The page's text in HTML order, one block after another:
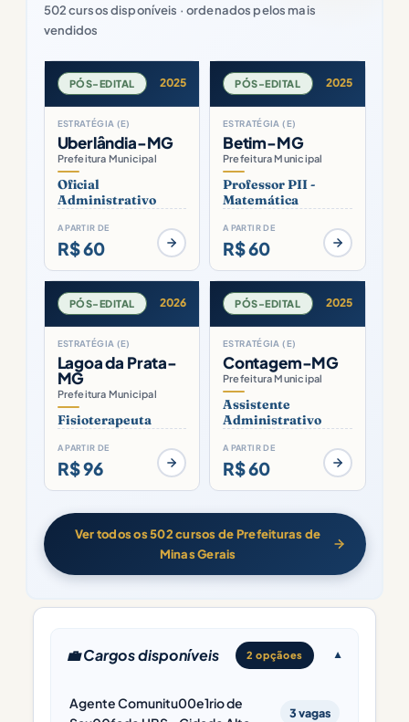
502 cursos disponíveis · ordenados pelos mais
vendidos
PÓS-EDITAL 2025
ESTRATÉGIA (E)
Uberlândia-MG
Prefeitura Municipal
Oficial
Administrativo
A PARTIR DE
R$ 60
PÓS-EDITAL 2025
ESTRATÉGIA (E)
Betim-MG
Prefeitura Municipal
Professor PII -
Matemática
A PARTIR DE
R$ 60
PÓS-EDITAL 2026
ESTRATÉGIA (E)
Lagoa da Prata-
MG
Prefeitura Municipal
Fisioterapeuta
A PARTIR DE
R$ 96
PÓS-EDITAL 2025
ESTRATÉGIA (E)
Contagem-MG
Prefeitura Municipal
Assistente
Administrativo
A PARTIR DE
R$ 60
Ver todos os 502 cursos de Prefeituras de
Minas Gerais
💼 Cargos disponíveis 2 opçãoes
Agente Comunitu00e1rio de
3 vagas